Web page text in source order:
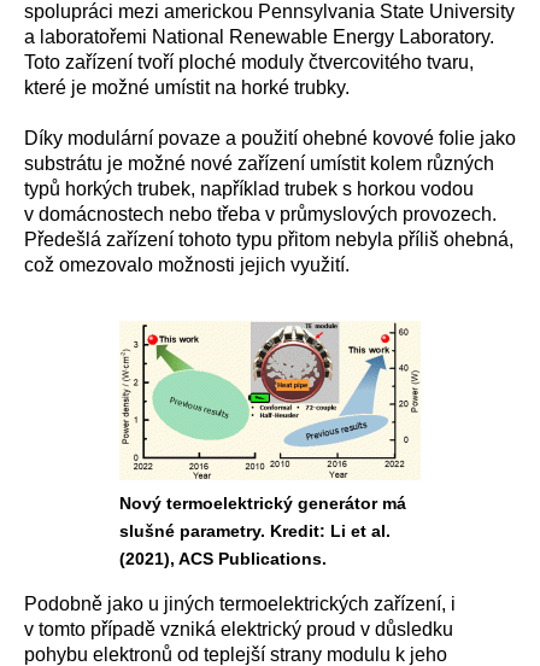
spolupráci mezi americkou Pennsylvania State University
a laboratořemi National Renewable Energy Laboratory.
Toto zařízení tvoří ploché moduly čtvercovitého tvaru,
které je možné umístit na horké trubky.
Díky modulární povaze a použití ohebné kovové folie jako
substrátu je možné nové zařízení umístit kolem různých
typů horkých trubek, například trubek s horkou vodou
v domácnostech nebo třeba v průmyslových provozech.
Předešlá zařízení tohoto typu přitom nebyla příliš ohebná,
což omezovalo možnosti jejich využití.
Nový termoelektrický generátor má
slušné parametry. Kredit: Li et al.
(2021), ACS Publications.
Podobně jako u jiných termoelektrických zařízení, i
v tomto případě vzniká elektrický proud v důsledku
pohybu elektronů od teplejší strany modulu k jeho